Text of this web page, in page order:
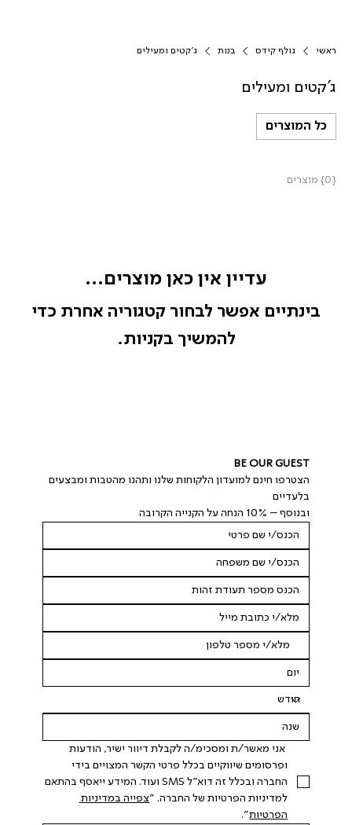
ראשי גולף קידס בנות ג'קטים ומעילים
ג'קטים ומעילים
כל המוצרים
{0} מוצרים
עדיין אין כאן מוצרים...
בינתיים אפשר לבחור קטגוריה אחרת כדי
להמשיך בקניות.
BE OUR GUEST
הצטרפו חינם למועדון הלקוחות שלנו ותהנו מהטבות ומבצעים
בלעדיים
ובנוסף – 10% הנחה על הקנייה הקרובה
אני מאשר/ת ומסכימ/ה לקבלת דיוור ישיר, הודעות
החברה ובכלל זה דוא"ל SMS ועוד. המידע ייאסף בהתאם
למדיניות הפרטיות של החברה. "
צפייה במדיניות
הפרטיות".